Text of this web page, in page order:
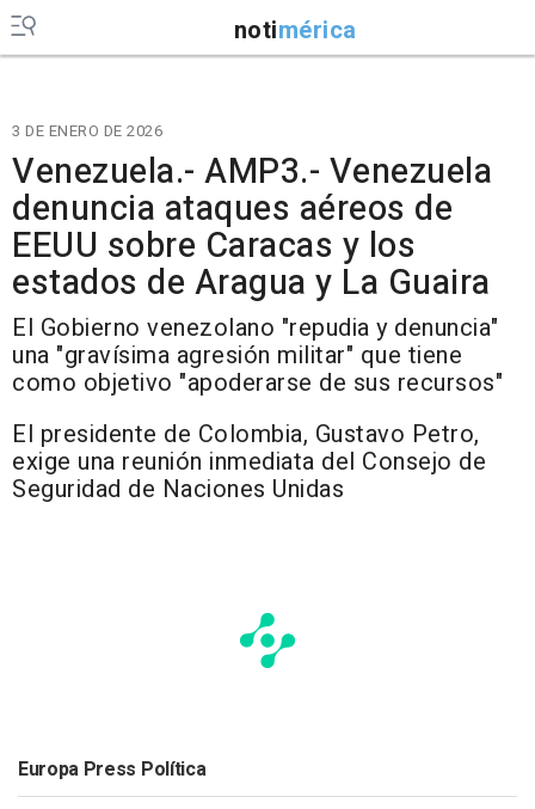
notimérica
3 DE ENERO DE 2026
Venezuela.- AMP3.- Venezuela
denuncia ataques aéreos de
EEUU sobre Caracas y los
estados de Aragua y La Guaira
El Gobierno venezolano "repudia y denuncia"
una "gravísima agresión militar" que tiene
como objetivo "apoderarse de sus recursos"
El presidente de Colombia, Gustavo Petro,
exige una reunión inmediata del Consejo de
Seguridad de Naciones Unidas
Europa Press Política